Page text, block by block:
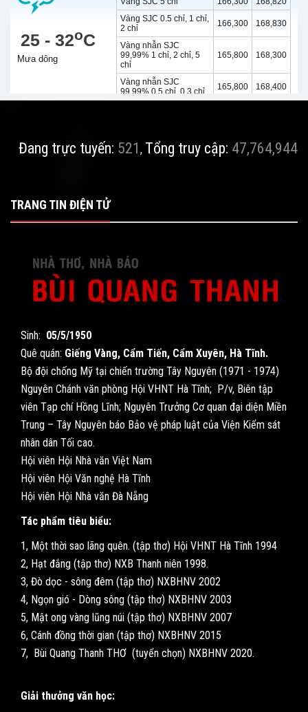
Đang trực tuyến: 521 , Tổng truy cập: 47,764,944
TRANG TIN ĐIỆN TỬ
Sinh: 05/5/1950
Quê quán: Giếng Vàng, Cẩm Tiến, Cẩm Xuyên, Hà Tĩnh.
Bộ đội chống Mỹ tại chiến trường Tây Nguyên (1971 - 1974)
Nguyên Chánh văn phòng Hội VHNT Hà Tĩnh; P/v, Biên tập
viên Tạp chí Hồng Lĩnh; Nguyên Trưởng Cơ quan đại diện Miền
Trung – Tây Nguyên báo Bảo vệ pháp luật của Viện Kiểm sát
nhân dân Tối cao.
Hội viên Hội Nhà văn Việt Nam
Hội viên Hội Văn nghệ Hà Tĩnh
Hội viên Hội Nhà văn Đà Nẵng
Tác phẩm tiêu biểu:
1, Một thời sao lãng quên. (tập thơ) Hội VHNT Hà Tĩnh 1994
2, Hạt đắng (tập thơ) NXB Thanh niên 1998.
3, Đò dọc - sông đêm (tập thơ) NXBHNV 2002
4, Ngọn gió - Dòng sông (tập thơ) NXBHNV 2003
5, Mật ong vàng lũng núi (tập thơ) NXBHNV 2007
6, Cánh đồng thời gian (tập thơ) NXBHNV 2015
7, Bùi Quang Thanh THƠ (tuyển chọn) NXBHNV 2020.
Giải thưởng văn học: